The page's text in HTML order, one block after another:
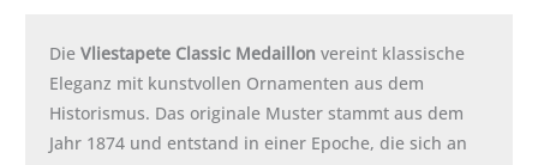
DieVliestapete Classic Medaillon vereint klassische
Eleganz mit kunstvollen Ornamenten aus dem
Historismus. Das originale Muster stammt aus dem
Jahr 1874 und entstand in einer Epoche, die sich an